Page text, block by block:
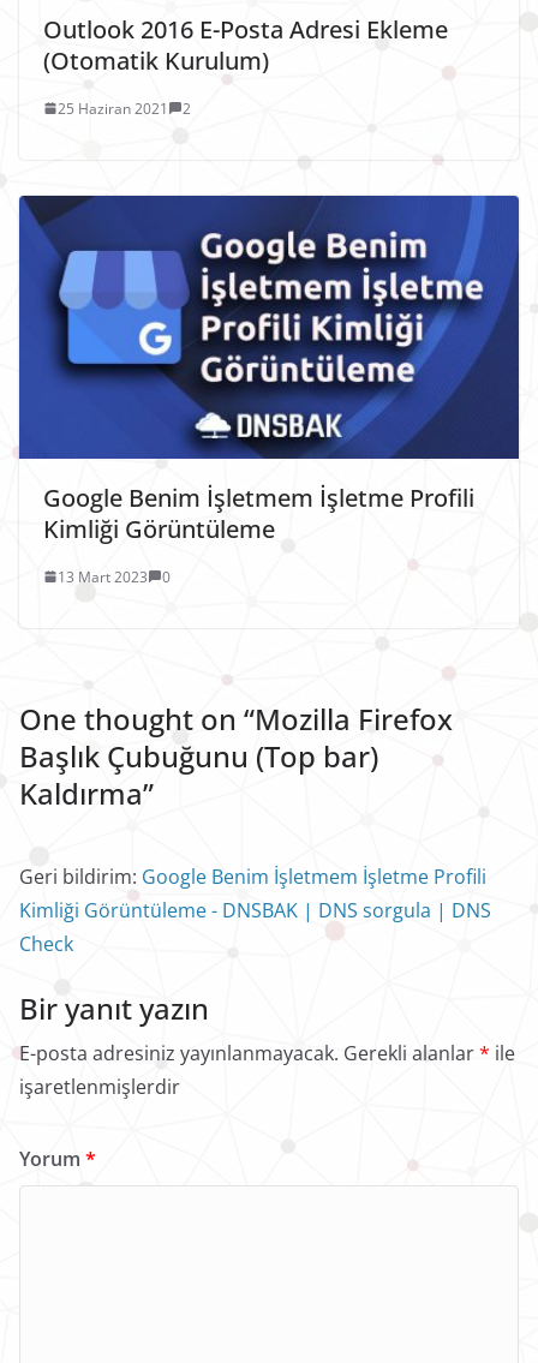
Outlook 2016 E-Posta Adresi Ekleme
(Otomatik Kurulum)
25 Haziran 2021 2
Google Benim İşletmem İşletme Profili
Kimliği Görüntüleme
13 Mart 2023 0
One thought on “Mozilla Firefox
Başlık Çubuğunu (Top bar)
Kaldırma”
Geri bildirim: Google Benim İşletmem İşletme Profili
Kimliği Görüntüleme - DNSBAK | DNS sorgula | DNS
Check
Bir yanıt yazın
E-posta adresiniz yayınlanmayacak. Gerekli alanlar* ile
işaretlenmişlerdir
Yorum *